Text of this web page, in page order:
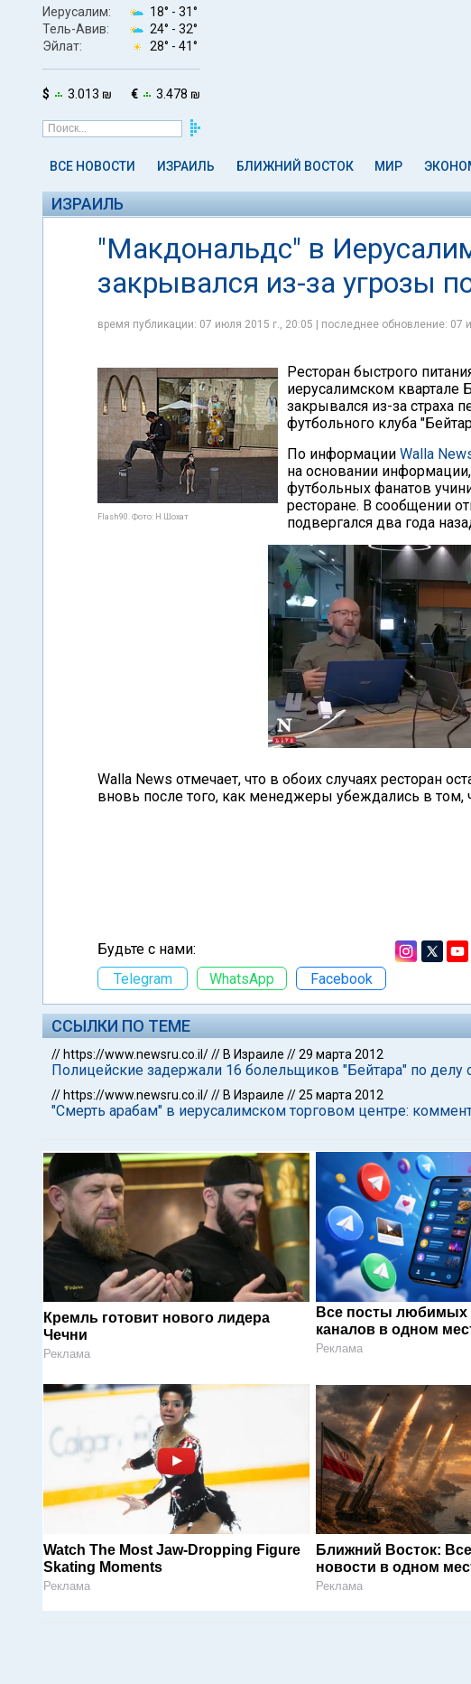
Иерусалим: 18° - 31°
Тель-Авив:
24° - 32°
Эйлат:
28° - 41°
$ 3.013 ₪ € 3.478 ₪
ВСЕ НОВОСТИ ИЗРАИЛЬ БЛИЖНИЙ ВОСТОК МИР
ИЗРАИЛЬ
"Макдональдс" в
закрывался из-за угрозы
время публикации: 07 июля 2015 г., 20:05 | последнее обновление: 07
Flash90. Фото: Н.Шохат
Ресторан быстрого
иерусалимском
закрывался из-за страха
футбольного клуба
По информации Walla
на основании
футбольных фанатов
ресторане. В сообщении
подвергался два года
Walla News отмечает, что в обоих случаях ресторан
вновь после того, как менеджеры убеждались в том,
Будьте с нами:
Telegram
WhatsApp Facebook
ССЫЛКИ ПО ТЕМЕ
// https://www.newsru.co.il/// В Израиле //29 марта 2012
Полицейские задержали 16 болельщиков "Бейтара" по делу
// https://www.newsru.co.il/// В Израиле //25 марта 2012
"Смерть арабам" в иерусалимском торговом центре:
Кремль готовит нового лидера
Чечни
Реклама
Все посты любимых
каналов в одном
Реклама
Watch The Most Jaw‑Dropping Figure
Skating Moments
Реклама
Ближний Восток:
новости в одном
Реклама